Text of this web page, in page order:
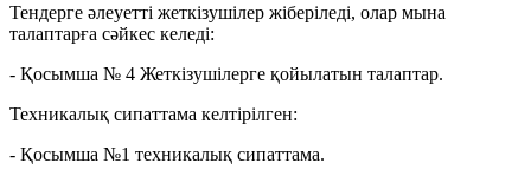
Тендерге әлеуетті жеткізушілер жіберіледі, олар мына
талаптарға сәйкес келеді:
- Қосымша № 4 Жеткізушілерге қойылатын талаптар.
Техникалық сипаттама келтірілген:
- Қосымша №1 техникалық сипаттама.